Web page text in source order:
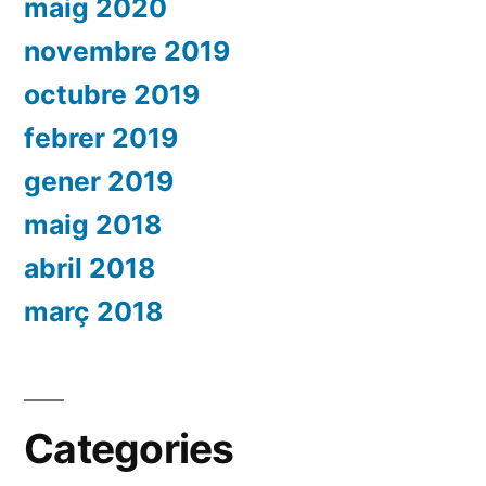
maig 2020
novembre 2019
octubre 2019
febrer 2019
gener 2019
maig 2018
abril 2018
març 2018
Categories